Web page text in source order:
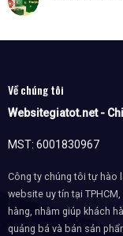
Về chúng tôi
Websitegiatot.net - Chi
MST: 6001830967
Công ty chúng tôi tự hào
website uy tín tại
hàng, nhằm giúp khách
quảng bá và bán sản